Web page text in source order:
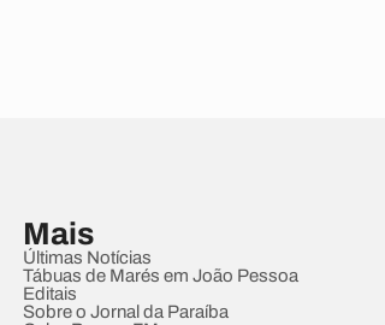
Mais
Últimas Notícias
Tábuas de Marés em João Pessoa
Editais
Sobre o Jornal da Paraíba